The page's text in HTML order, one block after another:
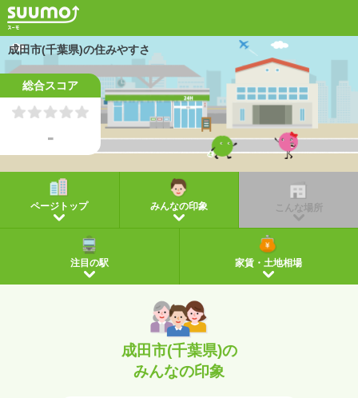
成田市(千葉県)の住みやすさ
ページトップ みんなの印象 こんな場所
注目の駅 家賃・土地相場
総合スコア
-
成田市(千葉県)の
みんなの印象